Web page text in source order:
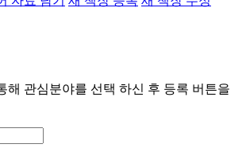
해 관심분야를 선택 하신 후 등록 버튼을